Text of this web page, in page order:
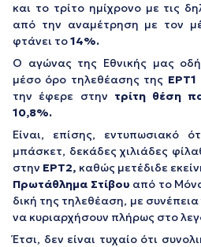
και το τρίτο ημίχρονο με τις
από την αναμέτρηση με τον
φτάνει το14%.
Ο αγώνας της Εθνικής μας
μέσο όρο τηλεθέασης της ΕΡΤ1
την έφερε στην τρίτη θέση
10,8%.
Είναι, επίσης, εντυπωσιακό
μπάσκετ, δεκάδες χιλιάδες
στην ΕΡΤ2, καθώς μετέδιδε
Πρωτάθλημα Στίβου από το
δική της τηλεθέαση, με
να κυριαρχήσουν πλήρως στο
Έτσι, δεν είναι τυχαίο ότι